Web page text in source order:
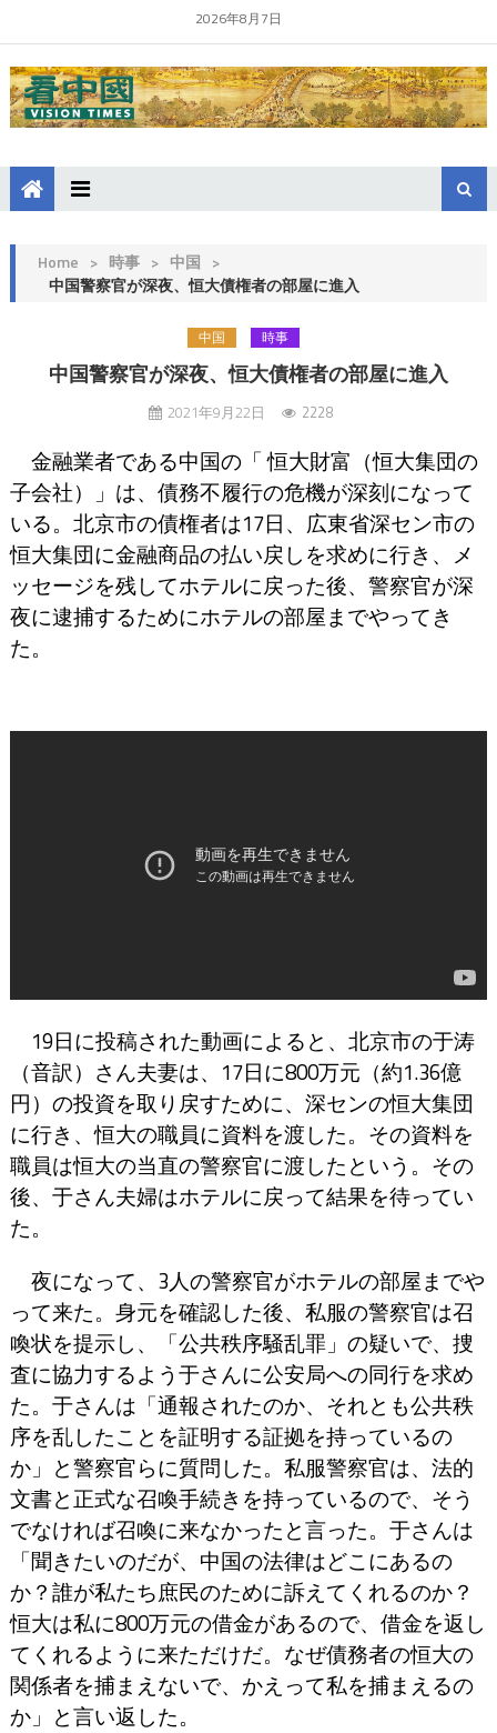
2026年8月7日
Home > 時事 > 中国 >
中国警察官が深夜、恒大債権者の部屋に進入
中国 時事
中国警察官が深夜、恒大債権者の部屋に進入
2021年9月22日 2228
金融業者である中国の「 恒大財富（恒大集団の
子会社）」は、債務不履行の危機が深刻になって
いる。北京市の債権者は17日、広東省深セン市の
恒大集団に金融商品の払い戻しを求めに行き、メ
ッセージを残してホテルに戻った後、警察官が深
夜に逮捕するためにホテルの部屋までやってき
た。
19日に投稿された動画によると、北京市の于涛
（音訳）さん夫妻は、17日に800万元（約1.36億
円）の投資を取り戻すために、深センの恒大集団
に行き、恒大の職員に資料を渡した。その資料を
職員は恒大の当直の警察官に渡したという。その
後、于さん夫婦はホテルに戻って結果を待ってい
た。
夜になって、3人の警察官がホテルの部屋までや
って来た。身元を確認した後、私服の警察官は召
喚状を提示し、「公共秩序騒乱罪」の疑いで、捜
査に協力するよう于さんに公安局への同行を求め
た。于さんは「通報されたのか、それとも公共秩
序を乱したことを証明する証拠を持っているの
か」と警察官らに質問した。私服警察官は、法的
文書と正式な召喚手続きを持っているので、そう
でなければ召喚に来なかったと言った。于さんは
「聞きたいのだが、中国の法律はどこにあるの
か？誰が私たち庶民のために訴えてくれるのか？
恒大は私に800万元の借金があるので、借金を返し
てくれるように来ただけだ。なぜ債務者の恒大の
関係者を捕まえないで、かえって私を捕まえるの
か」と言い返した。